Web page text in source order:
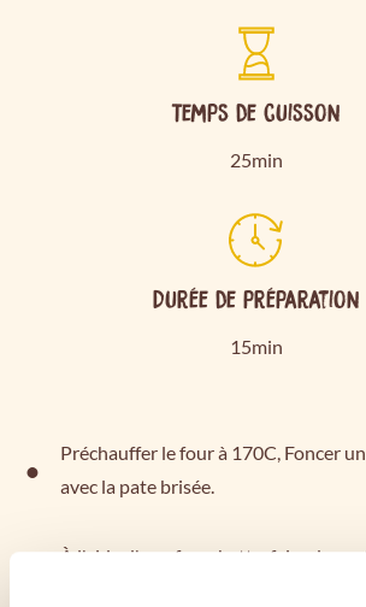
Temps de cuisson
25min
Durée de préparation
15min
Préchauffer le four à 170C, Foncer
avec la pate brisée.
À l'aide d'une fourchette, faire des
fond. Placer un papier cuisson